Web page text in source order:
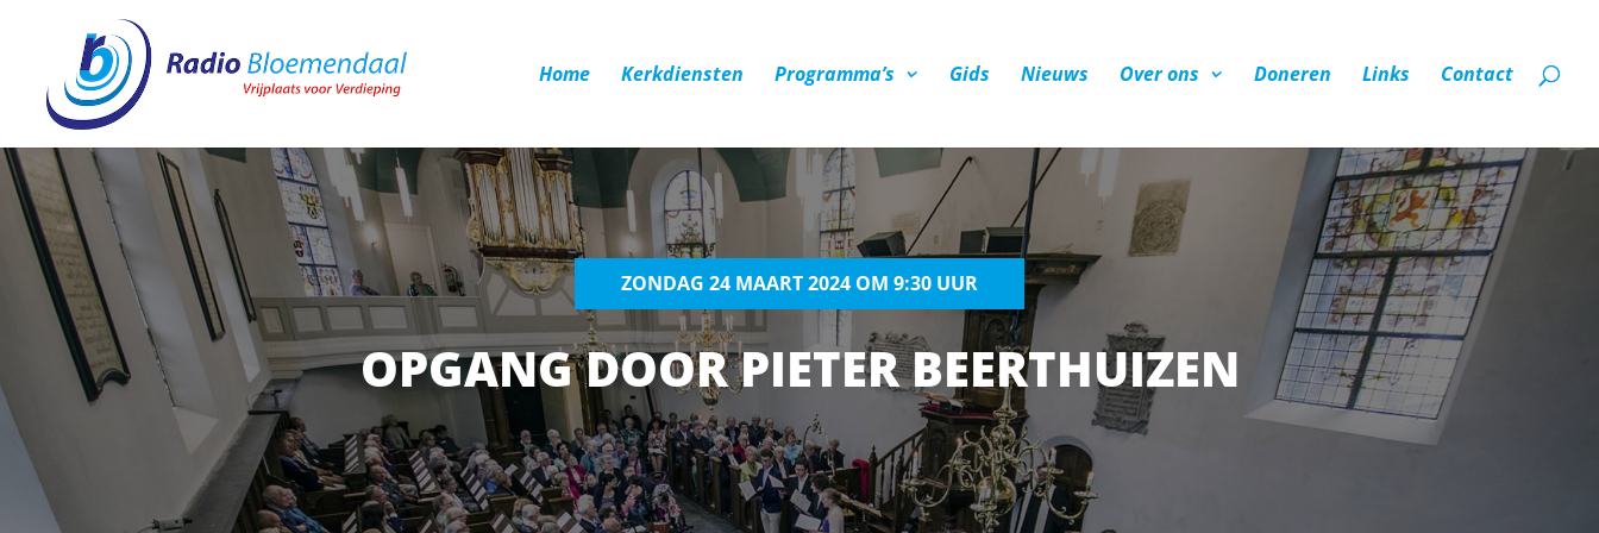
Home Kerkdiensten Programma’s Gids Nieuws Over ons Doneren Links Contact
ZONDAG 24 MAART 2024 OM 9:30 UUR
OPGANG DOOR PIETER BEERTHUIZEN